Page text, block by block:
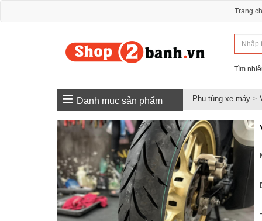
Trang
Tìm
Phụ tùng xe máy
Danh mục sản phẩm